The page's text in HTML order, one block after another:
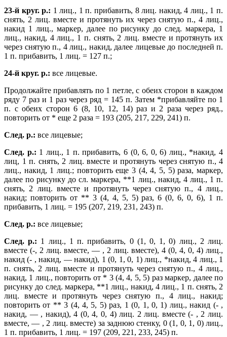
23-й круг. р.: 1 лиц., 1 п. прибавить, 8 лиц. накид, 4 лиц., 1 п.
снять, 2 лиц. вместе и протянуть их через снятую п., 4 лиц.,
накид 1 лиц., маркер, далее по рисунку до след. маркера, 1
лиц., накид, 4 лиц., 1 п. снять, 2 лиц. вместе и протянуть их
через снятую п., 4 лиц., накид, далее лицевые до последней п.
1 п. прибавить, 1 лиц. = 127 п.;
24-й круг. р.: все лицевые.
Продолжайте прибавлять по 1 петле, с обеих сторон в каждом
ряду 7 раз и 1 раз через ряд = 145 п. Затем *прибавляйте по 1
п. с обеих сторон 6 (8, 10, 12, 14) раз и 2 раза через ряд.,
повторить от * еще 2 раза = 193 (205, 217, 229, 241) п.
След. р.: все лицевые;
След. р.: 1 лиц., 1 п. прибавить, 6 (0, 6, 0, 6) лиц., *накид, 4
лиц, 1 п. снять, 2 лиц. вместе и протянуть через снятую п., 4
лиц., накид, 1 лиц.; повторить еще 3 (4, 4, 5, 5) раза, маркер,
далее по рисунку до сл. маркера, **1 лиц., накид, 4 лиц., 1 п.
снять, 2 лиц. вместе и протянуть через снятую п., 4 лиц.,
накид; повторить от ** 3 (4, 4, 5, 5) раз, 6 (0, 6, 0, 6), 1 п.
прибавить, 1 лиц. = 195 (207, 219, 231, 243) п.
След. р.: все лицевые;
След. р.: 1 лиц., 1 п. прибавить, 0 (1, 0, 1, 0) лиц., 2 лиц.
вместе (-, 2 лиц. вместе, — , 2 лиц. вместе), 4 (0, 4, 0, 4) лиц.,
накид (- , накид, — накид), 1 (0, 1, 0, 1) лиц., *накид, 4 лиц., 1
п. снять, 2 лиц. вместе и протянуть через снятую п., 4 лиц.,
накид, 1 лиц., повторить от * 3 (4, 4, 5, 5) раз маркер, далее по
рисунку до след. маркера, **1 лиц., накид, 4 лиц., 1 п. снять, 2
лиц. вместе и протянуть через снятую п., 4 лиц., накид;
повторить от ** 3 (4, 4, 5, 5) раз, 1 (0, 1, 0, 1) лиц., накид (- ,
накид, — , накид), 4 (0, 4, 0, 4) лиц. 2 лиц. вместе (- , 2 лиц.
вместе, — , 2 лиц. вместе) за заднюю стенку, 0 (1, 0, 1, 0) лиц.,
1 п. прибавить, 1 лиц. = 197 (209, 221, 233, 245) п.